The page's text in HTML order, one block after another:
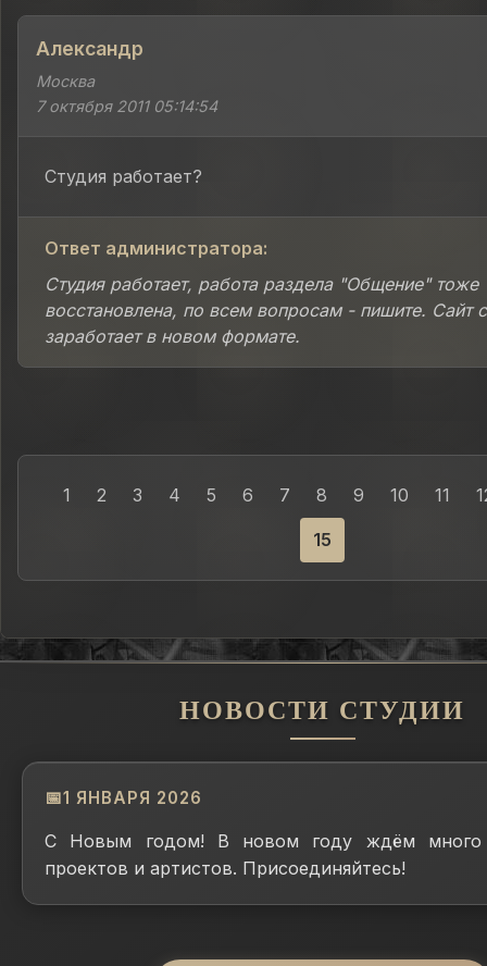
Александр
Москва
7 октября 2011 05:14:54
Студия работает?
Ответ администратора:
Студия работает, работа раздела "Общение" тоже
восстановлена, по всем вопросам - пишите. Сайт
заработает в новом формате.
1 2 3 4 5 6 7 8 9 10 11
15
НОВОСТИ СТУДИИ
1 ЯНВАРЯ 2026
С Новым годом! В новом году ждём много
проектов и артистов. Присоединяйтесь!